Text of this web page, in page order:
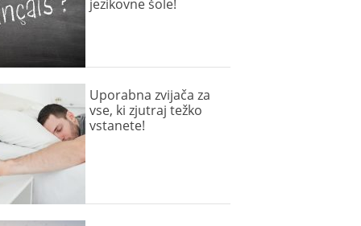
jezikovne šole!
Uporabna zvijača za
vse, ki zjutraj težko
vstanete!